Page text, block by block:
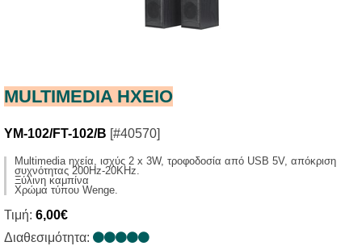
MULTIMEDIA HXΕΙΟ
YM-102/FT-102/B [#40570]
Multimedia ηχεία, ισχύς 2 x 3W, τροφοδοσία από USB 5V, απόκριση
συχνότητας 200Ηz-20KHz.
Ξύλινη καμπίνα
Χρώμα τύπου Wenge.
Τιμή: 6,00€
Διαθεσιμότητα: